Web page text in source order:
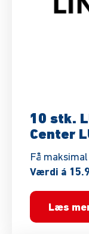
10 stk.
Center
Få
Værdi á
Læs